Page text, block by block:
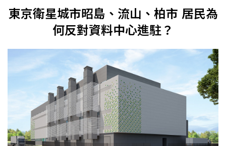
東京衛星城市昭島、流山、柏市 居民為
何反對資料中心進駐？